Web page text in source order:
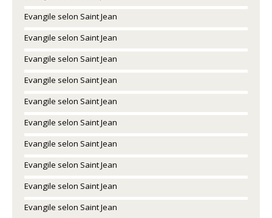
Evangile selon Saint Jean
Evangile selon Saint Jean
Evangile selon Saint Jean
Evangile selon Saint Jean
Evangile selon Saint Jean
Evangile selon Saint Jean
Evangile selon Saint Jean
Evangile selon Saint Jean
Evangile selon Saint Jean
Evangile selon Saint Jean